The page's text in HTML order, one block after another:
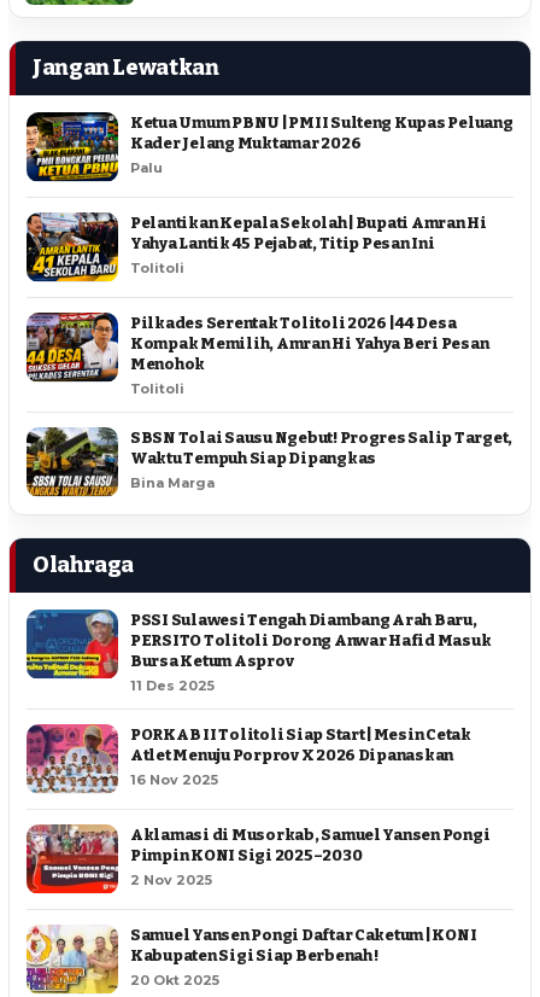
Jangan Lewatkan
Ketua Umum PBNU | PMII Sulteng Kupas Peluang
Kader Jelang Muktamar 2026
Palu
Pelantikan Kepala Sekolah | Bupati Amran Hi
Yahya Lantik 45 Pejabat, Titip Pesan Ini
Tolitoli
Pilkades Serentak Tolitoli 2026 | 44 Desa
Kompak Memilih, Amran Hi Yahya Beri Pesan
Menohok
Tolitoli
SBSN Tolai Sausu Ngebut! Progres Salip Target,
Waktu Tempuh Siap Dipangkas
Bina Marga
Olahraga
PSSI Sulawesi Tengah Diambang Arah Baru,
PERSITO Tolitoli Dorong Anwar Hafid Masuk
Bursa Ketum Asprov
11 Des 2025
PORKAB II Tolitoli Siap Start | Mesin Cetak
Atlet Menuju Porprov X 2026 Dipanaskan
16 Nov 2025
Aklamasi di Musorkab, Samuel Yansen Pongi
Pimpin KONI Sigi 2025–2030
2 Nov 2025
Samuel Yansen Pongi Daftar Caketum | KONI
Kabupaten Sigi Siap Berbenah !
20 Okt 2025